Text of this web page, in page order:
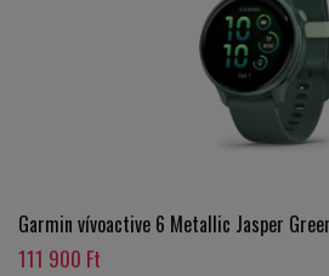
Garmin vívoactive 6 Metallic Jasper
111 900 Ft